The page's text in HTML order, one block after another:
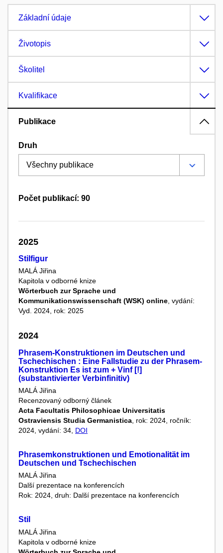
Základní údaje
Životopis
Školitel
Kvalifikace
Publikace
Druh
Počet publikací: 90
2025
Stilfigur
MALÁ Jiřina
Kapitola v odborné knize
Wörterbuch zur Sprache und
Kommunikationswissenschaft (WSK) online, vydání:
Vyd. 2024, rok: 2025
2024
Phrasem-Konstruktionen im Deutschen und
Tschechischen : Eine Fallstudie zu der Phrasem-
Konstruktion Es ist zum + Vinf [!]
(substantivierter Verbinfinitiv)
MALÁ Jiřina
Recenzovaný odborný článek
Acta Facultatis Philosophicae Universitatis
Ostraviensis Studia Germanistica , rok: 2024, ročník:
2024, vydání: 34, DOI
Phrasemkonstruktionen und Emotionalität im
Deutschen und Tschechischen
MALÁ Jiřina
Další prezentace na konferencích
Rok: 2024, druh: Další prezentace na konferencích
Stil
MALÁ Jiřina
Kapitola v odborné knize